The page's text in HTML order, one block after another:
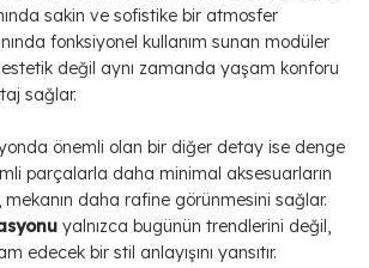
sakin ve sofistike bir atmosfer
fonksiyonel kullanım sunan modüler
değil aynı zamanda yaşam konforu
sağlar.
önemli olan bir diğer detay ise denge
parçalarla daha minimal aksesuarların
mekanın daha rafine görünmesini sağlar.
yalnızca bugünün trendlerini değil,
edecek bir stil anlayışını yansıtır.